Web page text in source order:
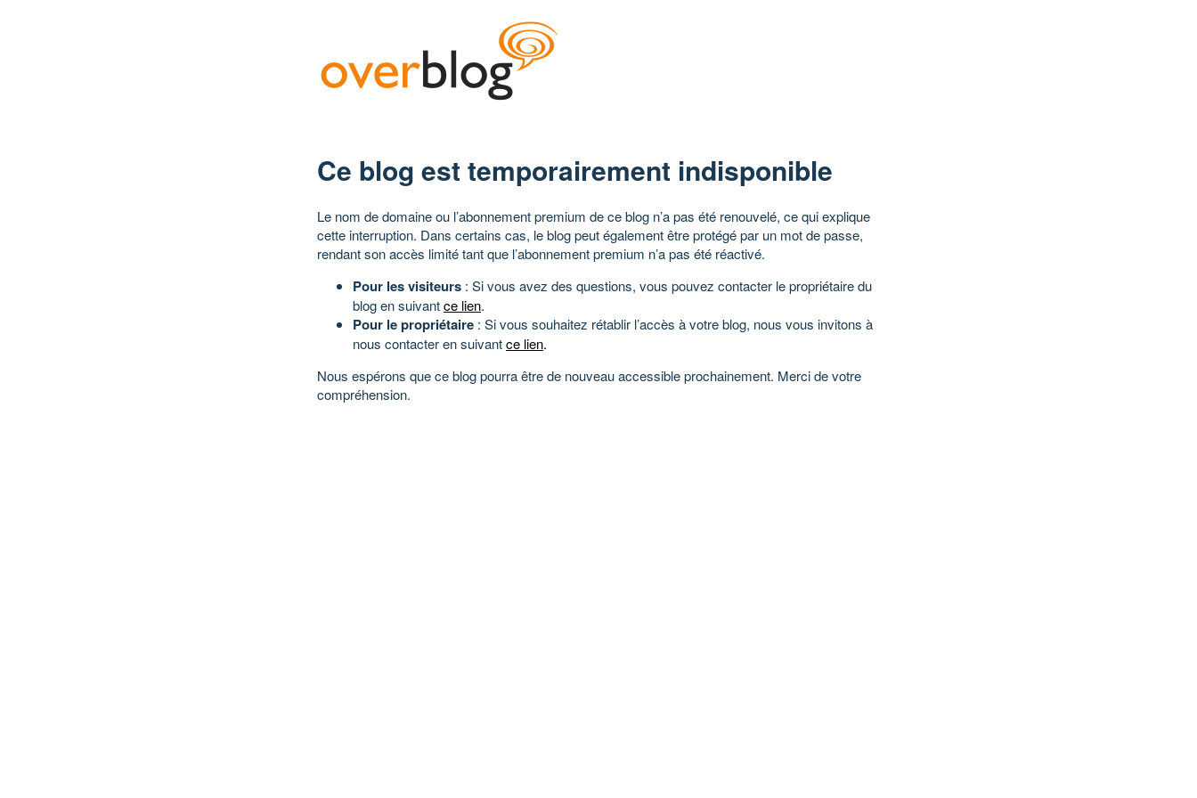
Ce blog est temporairement indisponible
Le nom de domaine ou l’abonnement premium de ce blog n’a pas été renouvelé, ce qui explique
cette interruption. Dans certains cas, le blog peut également être protégé par un mot de passe,
rendant son accès limité tant que l’abonnement premium n’a pas été réactivé.
Pour les visiteurs : Si vous avez des questions, vous pouvez contacter le propriétaire du
blog en suivantce lien.
Pour le propriétaire : Si vous souhaitez rétablir l’accès à votre blog, nous vous invitons à
nous contacter en suivantce lien.
Nous espérons que ce blog pourra être de nouveau accessible prochainement. Merci de votre
compréhension.